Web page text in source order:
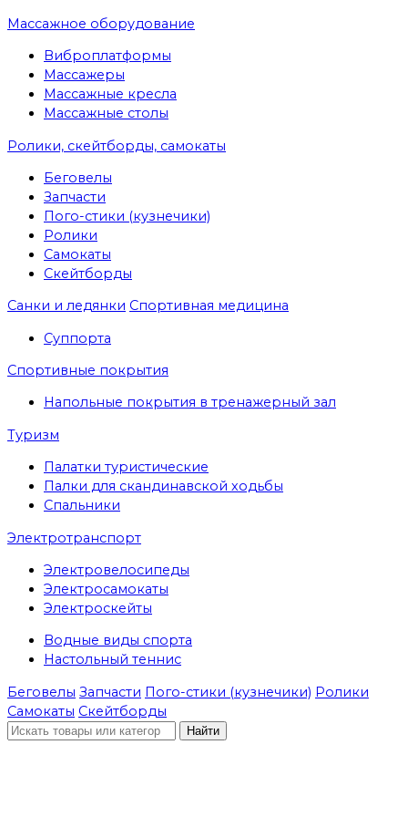
Массажное оборудование
Виброплатформы
Массажеры
Массажные кресла
Массажные столы
Ролики, скейтборды, самокаты
Беговелы
Запчасти
Пого-стики (кузнечики)
Ролики
Самокаты
Скейтборды
Санки и ледянки Спортивная медицина
Суппорта
Спортивные покрытия
Напольные покрытия в тренажерный зал
Туризм
Палатки туристические
Палки для скандинавской ходьбы
Спальники
Электротранспорт
Электровелосипеды
Электросамокаты
Электроскейты
Водные виды спорта
Настольный теннис
Беговелы Запчасти Пого-стики (кузнечики) Ролики
Самокаты Скейтборды
Найти